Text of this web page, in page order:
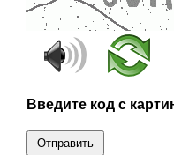
Введите код с
Отправить